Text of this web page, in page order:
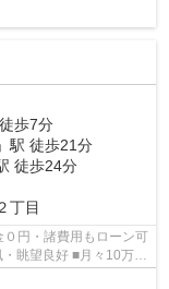
歩7分
」駅 徒歩21分
徒歩24分
丁目
０円・諸費用もローン可
■月々10万円